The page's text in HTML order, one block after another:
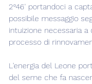
2°46' portandoci a
possibile messaggio
intuizione necessaria a
processo di
L'energia del Leone
del seme che fa